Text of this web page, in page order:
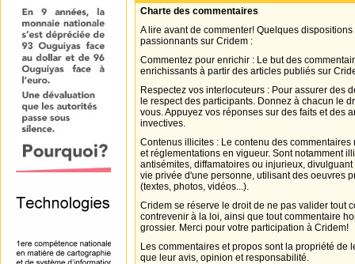
Charte des commentaires
A lire avant de commenter! Quelques
passionnants sur Cridem :
Commentez pour enrichir : Le but des
enrichissants à partir des articles publiés sur
Respectez vos interlocuteurs : Pour assurer des
le respect des participants. Donnez à chacun le
vous. Appuyez vos réponses sur des faits et des
invectives.
Contenus illicites : Le contenu des
et réglementations en vigueur. Sont notamment
antisémites, diffamatoires ou injurieux,
vie privée d'une personne, utilisant des oeuvres
(textes, photos, vidéos...).
Cridem se réserve le droit de ne pas valider tout
contrevenir à la loi, ainsi que tout commentaire
grossier. Merci pour votre participation à Cridem!
Les commentaires et propos sont la propriété de
que leur avis, opinion et responsabilité.